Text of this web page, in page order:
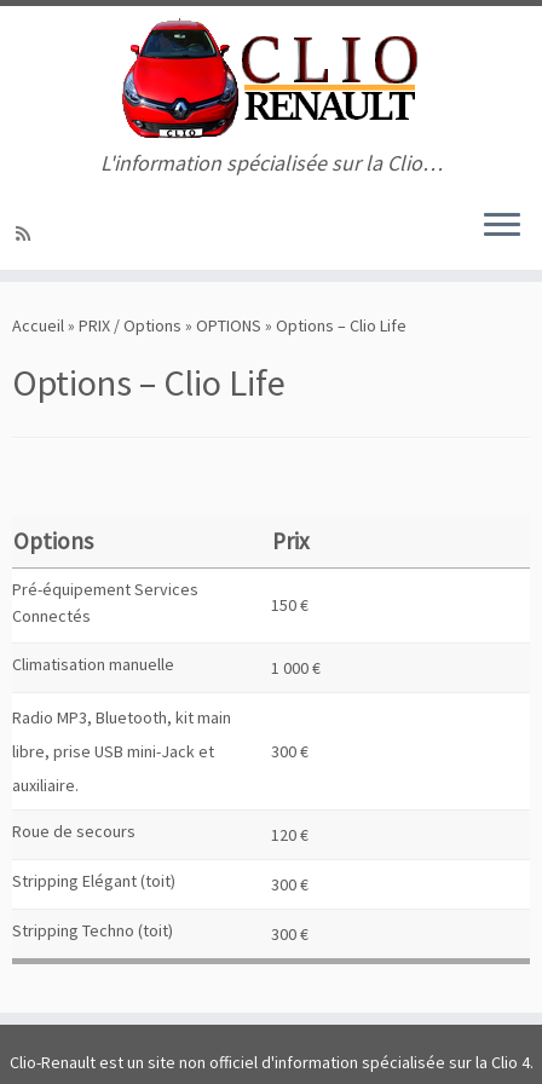
au
L'information spécialisée sur la Clio…
Accueil» PRIX / Options » OPTIONS » Options – Clio Life
Options – Clio Life
Options Prix
Pré-équipement Services
Connectés
150 €
Climatisation manuelle 1 000 €
Radio MP3, Bluetooth, kit main
libre, prise USB mini-Jack et
auxiliaire.
300 €
Roue de secours 120 €
Stripping Elégant (toit) 300 €
Stripping Techno (toit) 300 €
Clio-Renault est un site non officiel d'information spécialisée sur la Clio 4.